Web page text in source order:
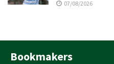
07/08/2026
Bookmakers